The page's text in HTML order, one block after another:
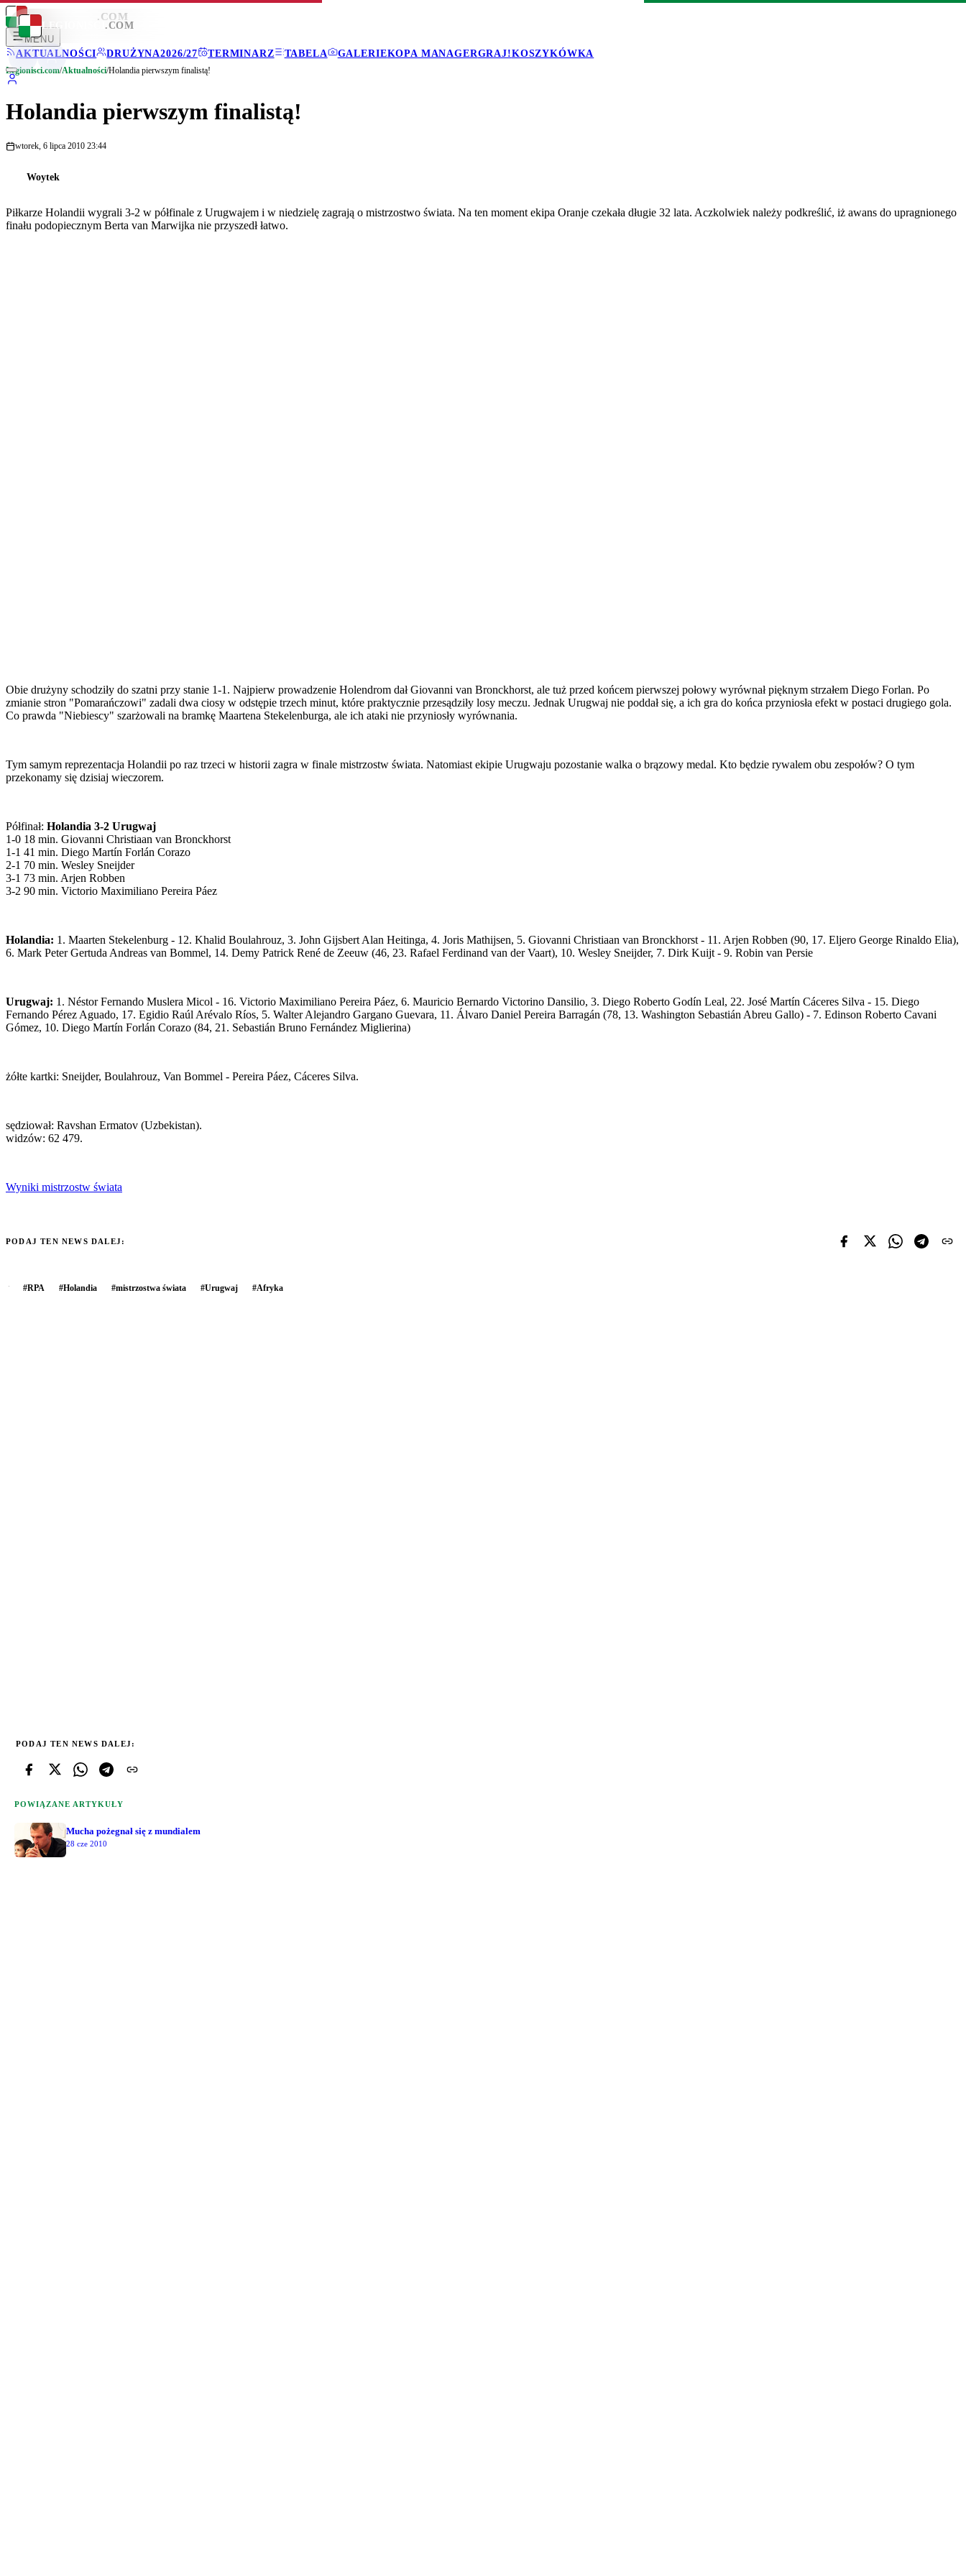
LEGIONISCI .COM
MENU
AKTUALNOŚCI
DRUŻYNA2026/27 TERMINARZ TABELA GALERIEKOPA MANAGERGRAJ!KOSZYKÓWKA
LEGIONISCI .COM
Legionisci.com/Aktualności/Holandia pierwszym finalistą!
Holandia pierwszym finalistą!
wtorek, 6 lipca 2010 23:44
Woytek
Piłkarze Holandii wygrali 3-2 w półfinale z Urugwajem i w niedzielę zagrają o mistrzostwo świata. Na ten moment ekipa Oranje czekała długie 32 lata. Aczkolwiek należy podkreślić, iż awans do upragnionego
finału podopiecznym Berta van Marwijka nie przyszedł łatwo.
Obie drużyny schodziły do szatni przy stanie 1-1. Najpierw prowadzenie Holendrom dał Giovanni van Bronckhorst, ale tuż przed końcem pierwszej połowy wyrównał pięknym strzałem Diego Forlan. Po
zmianie stron "Pomarańczowi" zadali dwa ciosy w odstępie trzech minut, które praktycznie przesądziły losy meczu. Jednak Urugwaj nie poddał się, a ich gra do końca przyniosła efekt w postaci drugiego gola.
Co prawda "Niebiescy" szarżowali na bramkę Maartena Stekelenburga, ale ich ataki nie przyniosły wyrównania.
Tym samym reprezentacja Holandii po raz trzeci w historii zagra w finale mistrzostw świata. Natomiast ekipie Urugwaju pozostanie walka o brązowy medal. Kto będzie rywalem obu zespołów? O tym
przekonamy się dzisiaj wieczorem.
Półfinał: Holandia 3-2 Urugwaj
1-0 18 min. Giovanni Christiaan van Bronckhorst
1-1 41 min. Diego Martín Forlán Corazo
2-1 70 min. Wesley Sneijder
3-1 73 min. Arjen Robben
3-2 90 min. Victorio Maximiliano Pereira Páez
Holandia: 1. Maarten Stekelenburg - 12. Khalid Boulahrouz, 3. John Gijsbert Alan Heitinga, 4. Joris Mathijsen, 5. Giovanni Christiaan van Bronckhorst - 11. Arjen Robben (90, 17. Eljero George Rinaldo Elia),
6. Mark Peter Gertuda Andreas van Bommel, 14. Demy Patrick René de Zeeuw (46, 23. Rafael Ferdinand van der Vaart), 10. Wesley Sneijder, 7. Dirk Kuijt - 9. Robin van Persie
Urugwaj: 1. Néstor Fernando Muslera Micol - 16. Victorio Maximiliano Pereira Páez, 6. Mauricio Bernardo Victorino Dansilio, 3. Diego Roberto Godín Leal, 22. José Martín Cáceres Silva - 15. Diego
Fernando Pérez Aguado, 17. Egidio Raúl Arévalo Ríos, 5. Walter Alejandro Gargano Guevara, 11. Álvaro Daniel Pereira Barragán (78, 13. Washington Sebastián Abreu Gallo) - 7. Edinson Roberto Cavani
Gómez, 10. Diego Martín Forlán Corazo (84, 21. Sebastián Bruno Fernández Miglierina)
żółte kartki: Sneijder, Boulahrouz, Van Bommel - Pereira Páez, Cáceres Silva.
sędziował: Ravshan Ermatov (Uzbekistan).
widzów: 62 479.
Wyniki mistrzostw świata
PODAJ TEN NEWS DALEJ:
#RPA #Holandia #mistrzostwa świata #Urugwaj #Afryka
PODAJ TEN NEWS DALEJ:
POWIĄZANE ARTYKUŁY
Mucha pożegnał się z mundialem
28 cze 2010